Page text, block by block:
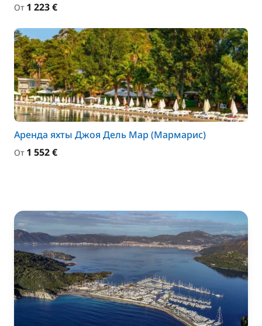
От 1 223 €
Аренда яхты Джоя Дель Мар (Мармарис)
От 1 552 €